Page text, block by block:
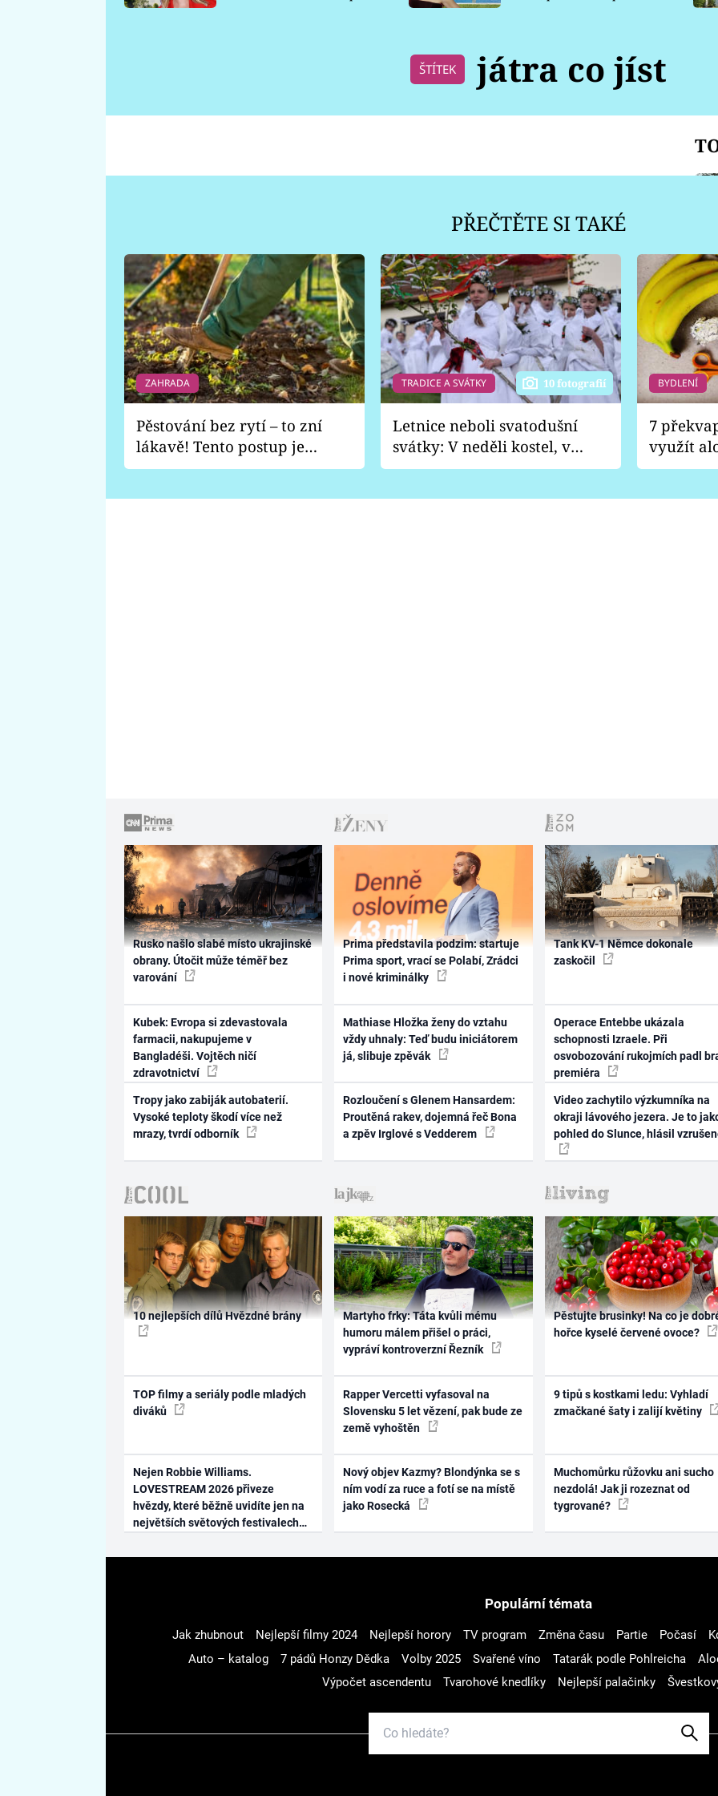
ŠTÍTEK játra co jíst
PŘEČTĚTE SI TAKÉ
ZAHRADA
Pěstování bez rytí – to zní
lákavě! Tento postup je
vhodný jen pro některé
TRADICE A SVÁTKY 10 fotografií
Letnice neboli svatodušní
svátky: V neděli kostel, v
pondělí zábava
BYDLENÍ
7
využít
Rusko našlo slabé místo ukrajinské
obrany. Útočit může téměř bez
varování
Kubek: Evropa si zdevastovala
farmacii, nakupujeme v
Bangladéši. Vojtěch ničí
zdravotnictví
Tropy jako zabiják autobaterií.
Vysoké teploty škodí více než
mrazy, tvrdí odborník
Prima představila podzim: startuje
Prima sport, vrací se Polabí, Zrádci
i nové kriminálky
Mathiase Hložka ženy do vztahu
vždy uhnaly: Teď budu iniciátorem
já, slibuje zpěvák
Rozloučení s Glenem Hansardem:
Proutěná rakev, dojemná řeč Bona
a zpěv Irglové s Vedderem
Tank KV-1 Němce dokonale
zaskočil
Operace Entebbe ukázala
schopnosti Izraele. Při
osvobozování rukojmích padl
premiéra
Video zachytilo výzkumníka na
okraji lávového jezera. Je to
pohled do Slunce, hlásil
10 nejlepších dílů Hvězdné brány
TOP filmy a seriály podle mladých
diváků
Nejen Robbie Williams.
LOVESTREAM 2026 přiveze
hvězdy, které běžně uvidíte jen na
největších světových festivalech
Martyho frky: Táta kvůli mému
humoru málem přišel o práci,
vypráví kontroverzní Řezník
Rapper Vercetti vyfasoval na
Slovensku 5 let vězení, pak bude ze
země vyhoštěn
Nový objev Kazmy? Blondýnka se s
ním vodí za ruce a fotí se na místě
jako Rosecká
Pěstujte brusinky! Na co je
hořce kyselé červené ovoce?
9 tipů s kostkami ledu: Vyhladí
zmačkané šaty i zalijí květiny
Muchomůrku růžovku ani sucho
nezdolá! Jak ji rozeznat od
tygrované?
Populární témata
Jak zhubnout Nejlepší filmy 2024 Nejlepší horory TV program Změna času Partie Počasí
Auto – katalog
7 pádů Honzy Dědka Volby 2025 Svařené víno Tatarák podle Pohlreicha
Výpočet ascendentu
Tvarohové knedlíky Nejlepší palačinky